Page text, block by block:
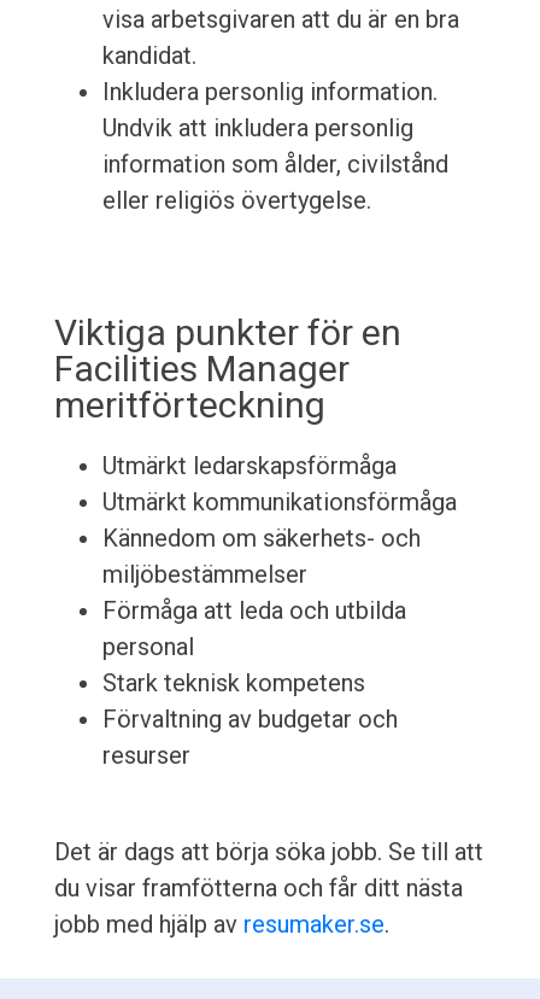
visa arbetsgivaren att du är en bra
kandidat.
Inkludera personlig information.
Undvik att inkludera personlig
information som ålder, civilstånd
eller religiös övertygelse.
Viktiga punkter för en
Facilities Manager
meritförteckning
Utmärkt ledarskapsförmåga
Utmärkt kommunikationsförmåga
Kännedom om säkerhets- och
miljöbestämmelser
Förmåga att leda och utbilda
personal
Stark teknisk kompetens
Förvaltning av budgetar och
resurser
Det är dags att börja söka jobb. Se till att
du visar framfötterna och får ditt nästa
jobb med hjälp av resumaker.se.